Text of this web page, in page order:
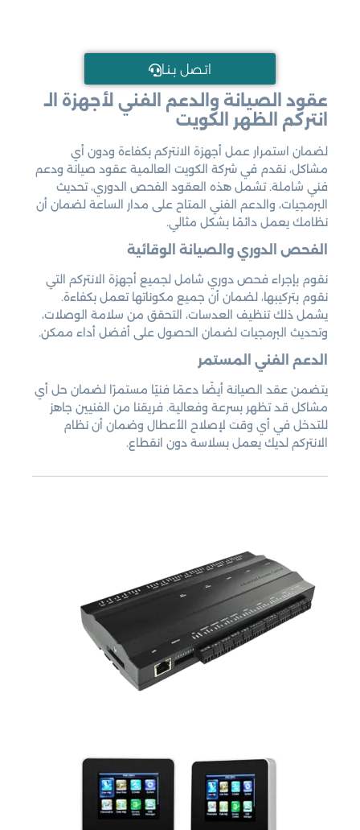
اتـصل بـنـا
عقود الصيانة والدعم الفني لأجهزة الـ
انتركم الظهر الكويت
لضمان استمرار عمل أجهزة الانتركم بكفاءة ودون أي
مشاكل، نقدم في شركة الكويت العالمية عقود صيانة ودعم
فني شاملة. تشمل هذه العقود الفحص الدوري، تحديث
البرمجيات، والدعم الفني المتاح على مدار الساعة لضمان أن
نظامك يعمل دائمًا بشكل مثالي.
الفحص الدوري والصيانة الوقائية
نقوم بإجراء فحص دوري شامل لجميع أجهزة الانتركم التي
نقوم بتركيبها، لضمان أن جميع مكوناتها تعمل بكفاءة.
يشمل ذلك تنظيف العدسات، التحقق من سلامة الوصلات،
وتحديث البرمجيات لضمان الحصول على أفضل أداء ممكن.
الدعم الفني المستمر
يتضمن عقد الصيانة أيضًا دعمًا فنيًا مستمرًا لضمان حل أي
مشاكل قد تظهر بسرعة وفعالية. فريقنا من الفنيين جاهز
للتدخل في أي وقت لإصلاح الأعطال وضمان أن نظام
الانتركم لديك يعمل بسلاسة دون انقطاع.